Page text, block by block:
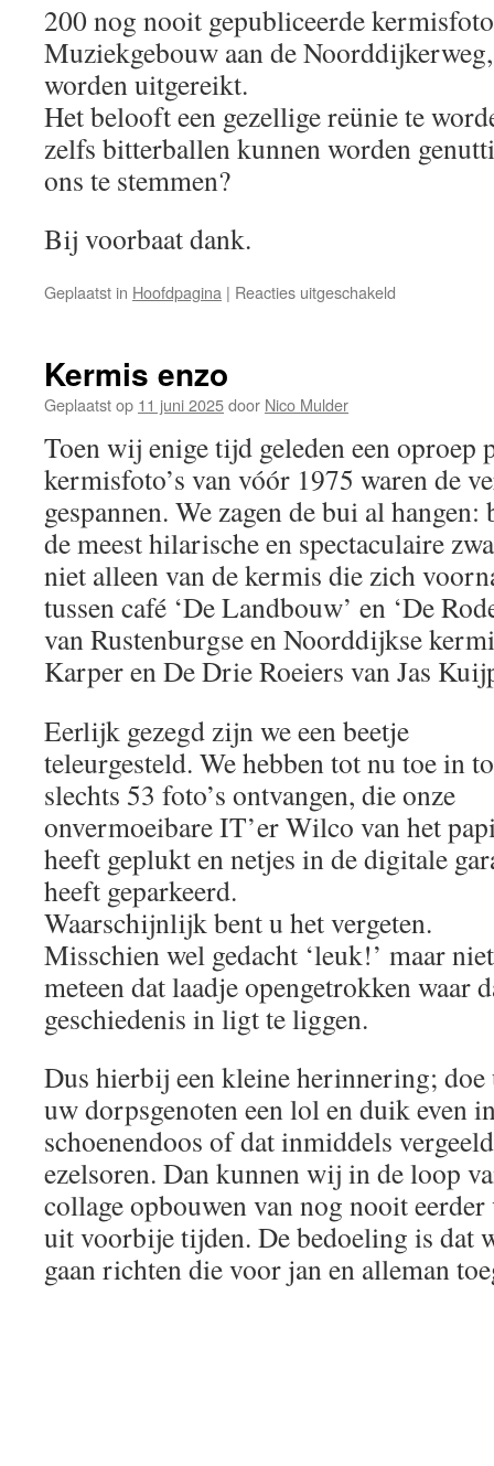
200 nog nooit gepubliceerde
Muziekgebouw aan de
worden uitgereikt.
Het belooft een gezellige reünie te
zelfs bitterballen kunnen worden
ons te stemmen?
Bij voorbaat dank.
Geplaatst in Hoofdpagina | Reacties uitgeschakeld
Kermis enzo
Geplaatst op 11 juni 2025door Nico Mulder
Toen wij enige tijd geleden een oproep
kermisfoto’s van vóór 1975 waren de
gespannen. We zagen de bui al
de meest hilarische en spectaculaire
niet alleen van de kermis die zich
tussen café ‘De Landbouw’ en ‘De
van Rustenburgse en Noorddijkse
Karper en De Drie Roeiers van Jas
Eerlijk gezegd zijn we een beetje
teleurgesteld. We hebben tot nu toe in
slechts 53 foto’s ontvangen, die onze
onvermoeibare IT’er Wilco van het
heeft geplukt en netjes in de digitale
heeft geparkeerd.
Waarschijnlijk bent u het vergeten.
Misschien wel gedacht ‘leuk!’ maar niet
meteen dat laadje opengetrokken waar
geschiedenis in ligt te liggen.
Dus hierbij een kleine herinnering; doe
uw dorpsgenoten een lol en duik even
schoenendoos of dat inmiddels
ezelsoren. Dan kunnen wij in de loop
collage opbouwen van nog nooit
uit voorbije tijden. De bedoeling is dat
gaan richten die voor jan en alleman